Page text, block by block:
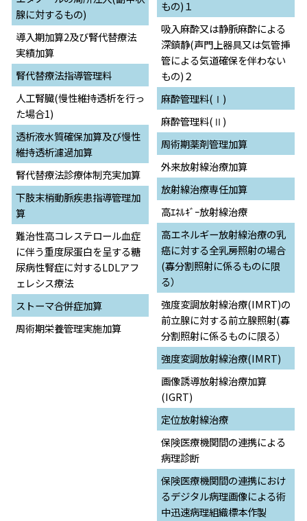
腺に対するもの)
導入期加算2及び腎代替療法
実績加算
腎代替療法指導管理料
人工腎臓(慢性維持透析を行っ
た場合1)
透析液水質確保加算及び慢性
維持透析濾過加算
腎代替療法診療体制充実加算
下肢末梢動脈疾患指導管理加
算
難治性高コレステロール血症
に伴う重度尿蛋白を呈する糖
尿病性腎症に対するLDLアフ
ェレシス療法
ストーマ合併症加算
周術期栄養管理実施加算
もの)１
吸入麻酔又は静脈麻酔による
深鎮静(声門上器具又は気管挿
管による気道確保を伴わない
もの)２
麻酔管理料(Ⅰ)
麻酔管理料(Ⅱ)
周術期薬剤管理加算
外来放射線治療加算
放射線治療専任加算
高ｴﾈﾙｷﾞｰ放射線治療
高エネルギー放射線治療の乳
癌に対する全乳房照射の場合
(寡分割照射に係るものに限
る）
強度変調放射線治療(IMRT)の
前立腺に対する前立腺照射(寡
分割照射に係るものに限る）
強度変調放射線治療(IMRT)
画像誘導放射線治療加算
(IGRT)
定位放射線治療
保険医療機関間の連携による
病理診断
保険医療機関間の連携におけ
るデジタル病理画像による術
中迅速病理組織標本作製